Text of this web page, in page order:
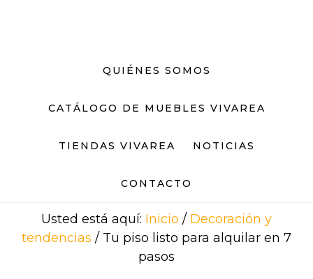
QUIÉNES SOMOS
CATÁLOGO DE MUEBLES VIVAREA
TIENDAS VIVAREA NOTICIAS
CONTACTO
Usted está aquí: Inicio / Decoración y
tendencias / Tu piso listo para alquilar en 7
pasos